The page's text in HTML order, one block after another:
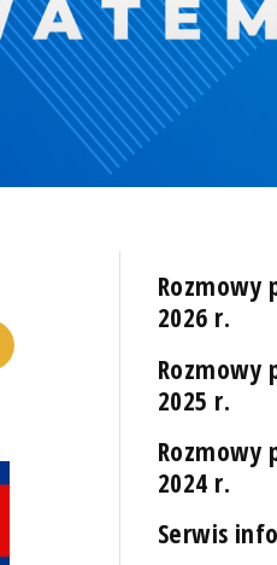
Rozmowy
2026 r.
Rozmowy
2025 r.
Rozmowy
2024 r.
Serwis